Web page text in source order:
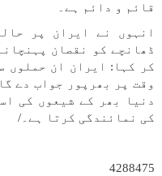
قائم و دائم ہے۔
انہوں نے ایران پر
ڈھانچے کو نقصان
کر کہا: ایران ان حملوں
وقت پر بھرپور جواب دے
کی نمائندگی کرتا ہے۔/
4288475